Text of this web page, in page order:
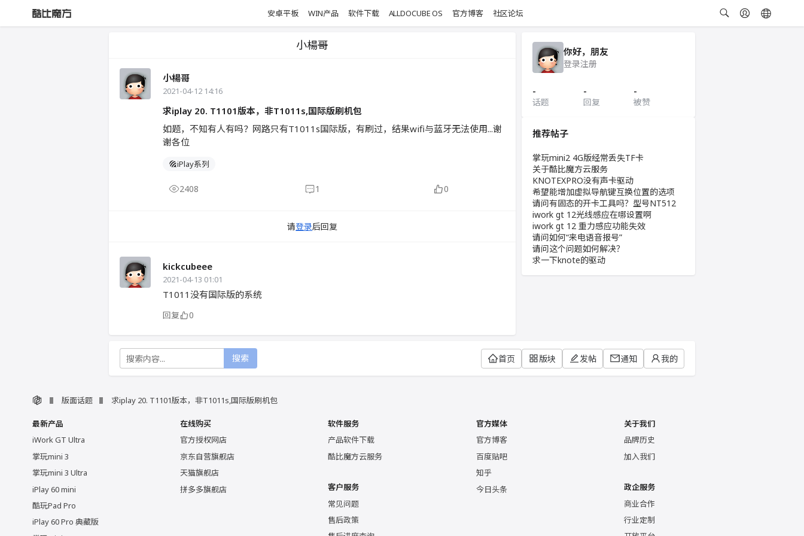
安卓平板 WIN产品 软件下载 ALLDOCUBE OS 官方博客 社区论坛
小楊哥
小楊哥
2021-04-12 14:16
求iplay 20. T1101版本，非T1011s,国际版刷机包
如题，不知有人有吗？网路只有T1011s国际版，有刷过，结果wifi与蓝牙无法使用...谢
谢各位
iPlay系列
2408 1 0
请登录后回复
kickcubeee
2021-04-13 01:01
T1011没有国际版的系统
回复 0
你好，朋友
登录注册
-
话题
-
回复
-
被赞
推荐帖子
掌玩mini2 4G版经常丢失TF卡
关于酷比魔方云服务
KNOTEXPRO没有声卡驱动
希望能增加虚拟导航键互换位置的选项
请问有固态的开卡工具吗？型号NT512
iwork gt 12光线感应在哪设置啊
iwork gt 12 重力感应功能失效
请问如何“来电语音报号”
请问这个问题如何解决？
求一下knote的驱动
搜索 首页 版块 发帖 通知 我的
版面话题 求iplay 20. T1101版本，非T1011s,国际版刷机包
最新产品
iWork GT Ultra
掌玩mini 3
掌玩mini 3 Ultra
iPlay 60 mini
酷玩Pad Pro
iPlay 60 Pro 典藏版
在线购买
官方授权网店
京东自营旗舰店
天猫旗舰店
拼多多旗舰店
软件服务
产品软件下载
酷比魔方云服务
客户服务
常见问题
售后政策
官方媒体
官方博客
百度贴吧
知乎
今日头条
关于我们
品牌历史
加入我们
政企服务
商业合作
行业定制